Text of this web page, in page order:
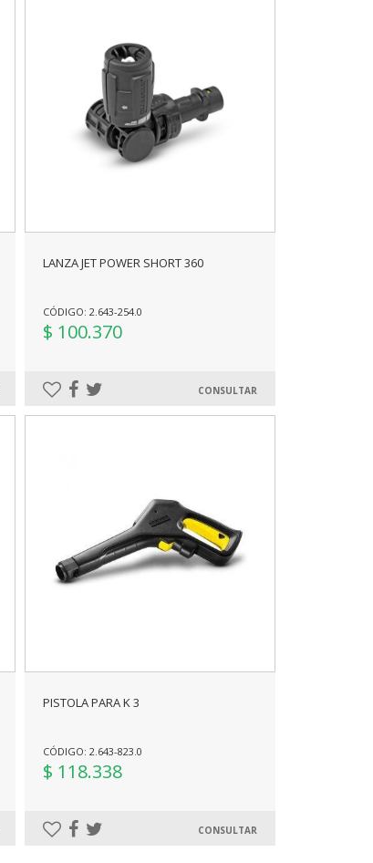
LANZA JET POWER SHORT 360
CÓDIGO: 2.643-254.0
$ 100.370
CONSULTAR
PISTOLA PARA K 3
CÓDIGO: 2.643-823.0
$ 118.338
CONSULTAR